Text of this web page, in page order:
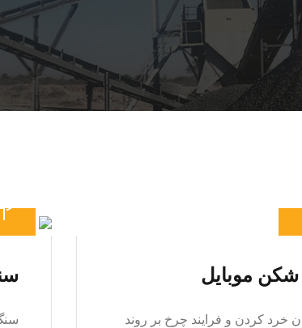
موبایل
خرد کردن و فرایند چرخ بر روند